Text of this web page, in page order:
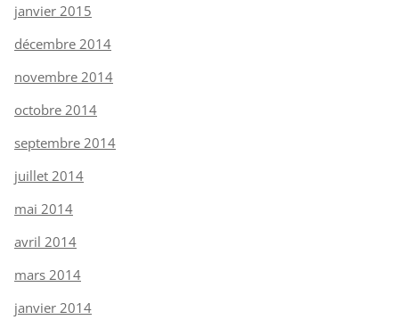
janvier 2015
décembre 2014
novembre 2014
octobre 2014
septembre 2014
juillet 2014
mai 2014
avril 2014
mars 2014
janvier 2014